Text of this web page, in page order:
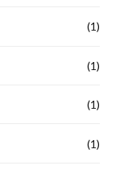
(1)
(1)
(1)
(1)